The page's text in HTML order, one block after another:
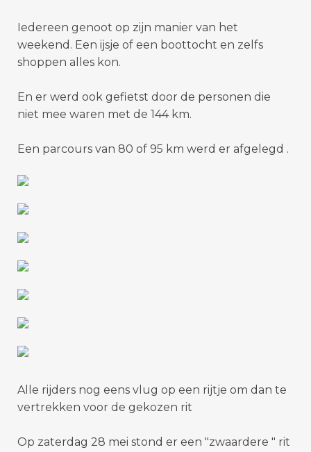
Iedereen genoot op zijn manier van het
weekend. Een ijsje of een boottocht en zelfs
shoppen alles kon.
En er werd ook gefietst door de personen die
niet mee waren met de 144 km.
Een parcours van 80 of 95 km werd er afgelegd .
Alle rijders nog eens vlug op een rijtje om dan te
vertrekken voor de gekozen rit
Op zaterdag 28 mei stond er een "zwaardere " rit